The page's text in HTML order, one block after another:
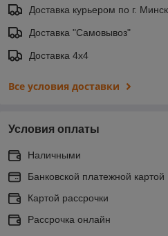
Доставка курьером по г.
Доставка "Самовывоз"
Доставка 4х4
Все условия доставки
Условия оплаты
Наличными
Банковской платежной картой
Картой рассрочки
Рассрочка онлайн